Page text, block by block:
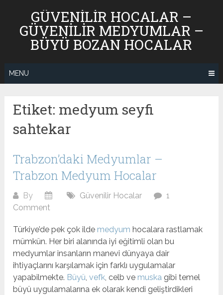
content
GÜVENILIR HOCALAR –
GÜVENILIR MEDYUMLAR –
BÜYÜ BOZAN HOCALAR
MENU
Etiket: medyum seyfi
sahtekar
Trabzon’daki Medyumlar –
Trabzon Medyum Hocalar
By Güvenilir Hocalar
1
Comment
Türkiye’de pek çok ilde medyum hocalara rastlamak
mümkün. Her biri alanında iyi eğitimli olan bu
medyumlar insanların manevi dünyaya dair
ihtiyaçlarını karşılamak için farklı uygulamalar
yapabilmekte. Büyü,vefk, celb ve muska gibi temel
büyü uygulamalarına ek olarak kendi geliştirdikleri